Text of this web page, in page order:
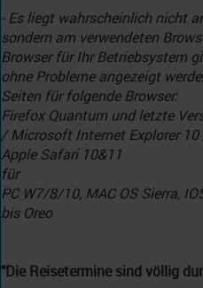
- Es liegt wahrscheinlich nicht
sondern am verwendeten
Browser für Ihr Betriebsystem
ohne Probleme angezeigt
Seiten für folgende Browser:
Firefox Quantum und letzte
/ Microsoft Internet Explorer
Apple Safari 10&11
für
PC W7/8/10, MAC OS Sierra,
bis Oreo
"Die Reisetermine sind völlig